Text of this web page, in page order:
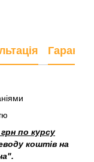
Гарантія
по курсу
коштів на